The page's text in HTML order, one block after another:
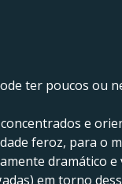
ter poucos ou
e
feroz, para o
dramático
em torno